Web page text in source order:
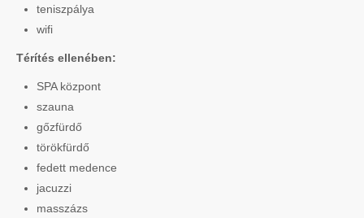
teniszpálya
wifi
Térítés ellenében:
SPA központ
szauna
gőzfürdő
törökfürdő
fedett medence
jacuzzi
masszázs